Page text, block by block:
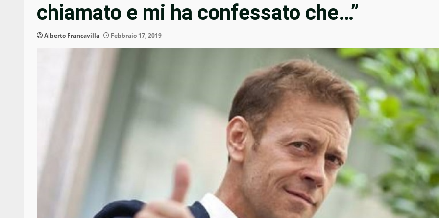
chiamato e mi ha confessato che…”
Alberto Francavilla Febbraio 17, 2019